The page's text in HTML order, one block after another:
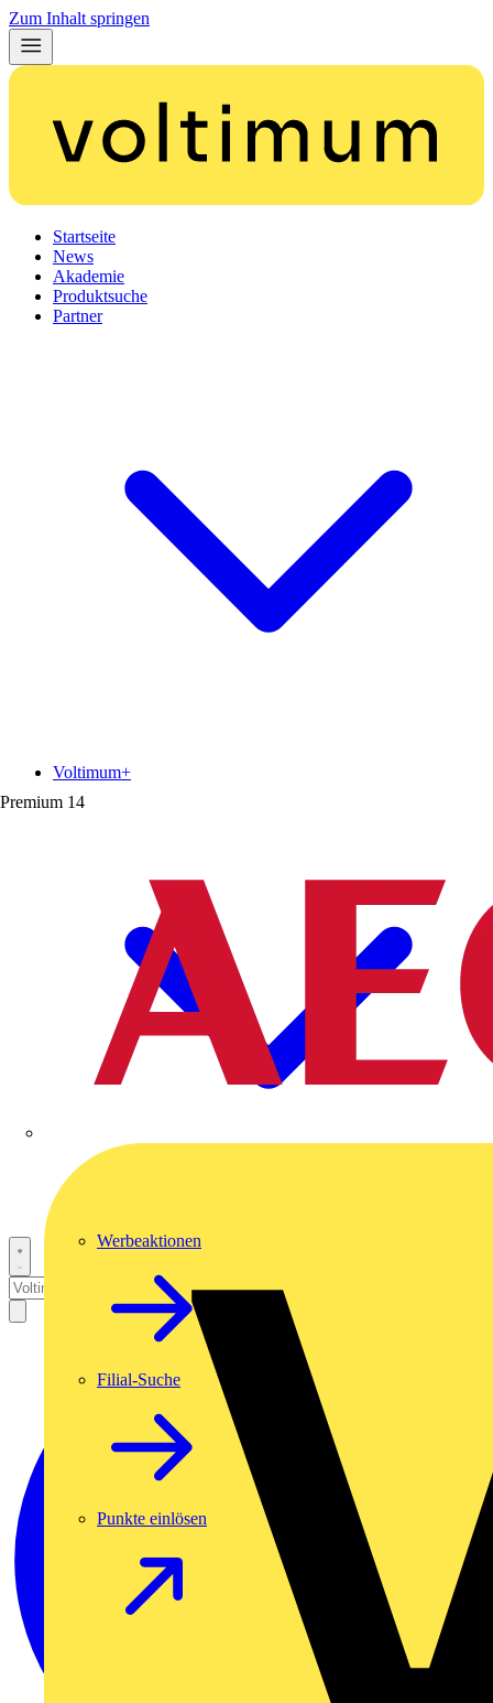
Zum Inhalt springen
Startseite
News
Akademie
Produktsuche
Partner
Premium 14
Voltimum+
Werbeaktionen
Filial-Suche
Punkte einlösen